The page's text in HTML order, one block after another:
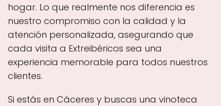
hogar. Lo que realmente nos diferencia es
nuestro compromiso con la calidad y la
atención personalizada, asegurando que
cada visita a Extreibéricos sea una
experiencia memorable para todos nuestros
clientes.
Si estás en Cáceres y buscas una vinoteca